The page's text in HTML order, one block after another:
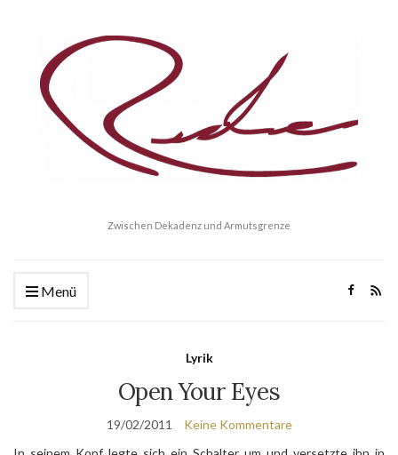
Zwischen Dekadenz und Armutsgrenze
Menü
Lyrik
Open Your Eyes
19/02/2011
Keine Kommentare